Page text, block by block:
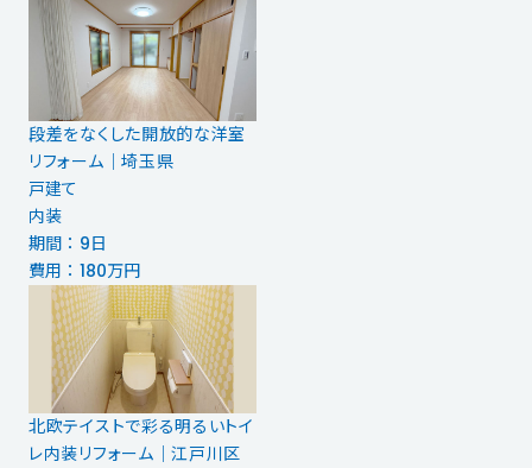
段差をなくした開放的な洋室
リフォーム｜埼玉県
戸建て
内装
期間 ： 9日
費用 ： 180万円
北欧テイストで彩る明るいトイ
レ内装リフォーム｜江戸川区